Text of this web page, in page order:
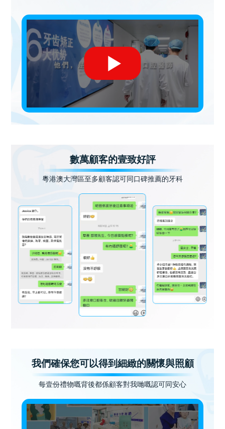
數萬顧客的壹致好評
粵港澳大灣區至多顧客認可同口碑推薦的牙科
我們確保您可以得到細緻的關懷與照顧
每壹份禮物嘅背後都係顧客對我哋嘅認可同安心